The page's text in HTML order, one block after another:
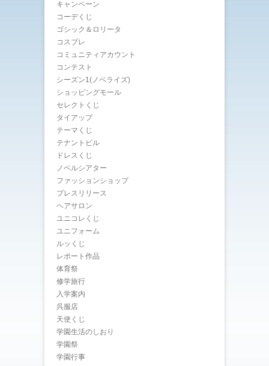
キャンペーン
コーデくじ
ゴシック＆ロリータ
コスプレ
コミュニティアカウント
コンテスト
シーズン1(ノベライズ)
ショッピングモール
セレクトくじ
タイアップ
テーマくじ
テナントビル
ドレスくじ
ノベルシアター
ファッションショップ
プレスリリース
ヘアサロン
ユニコレくじ
ユニフォーム
ルッくじ
レポート作品
体育祭
修学旅行
入学案内
呉服店
天使くじ
学園生活のしおり
学園祭
学園行事